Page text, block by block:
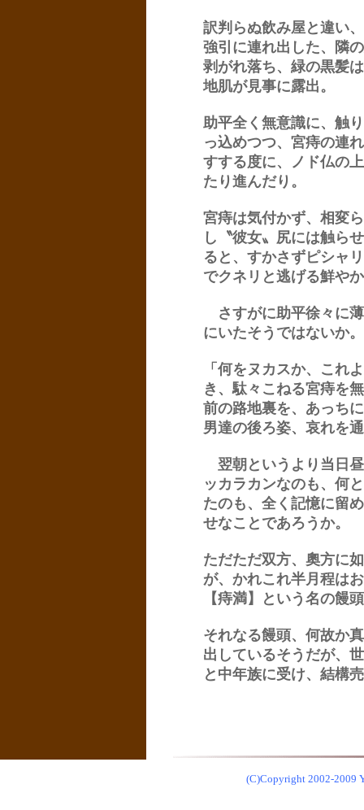
訳判らぬ飲み屋と違い
強引に連れ出した、隣
剥がれ落ち、緑の黒髪
地肌が見事に露出。
助平全く無意識に、触
っ込めつつ、宮痔の連
すする度に、ノド仏の
たり進んだり。
宮痔は気付かず、相変
し〝彼女〟尻には触ら
ると、すかさずピシャ
でクネリと逃げる鮮や
さすがに助平徐々に
にいたそうではないか
「何をヌカスか、これ
き、駄々こねる宮痔を
前の路地裏を、あっち
男達の後ろ姿、哀れを
翌朝というより当日
ッカラカンなのも、何
たのも、全く記憶に留
せなことであろうか。
ただただ双方、奧方に
が、かれこれ半月程は
【痔満】という名の饅
それなる饅頭、何故か
出しているそうだが、
と中年族に受け、結構
(C)Copyright 2002-2009